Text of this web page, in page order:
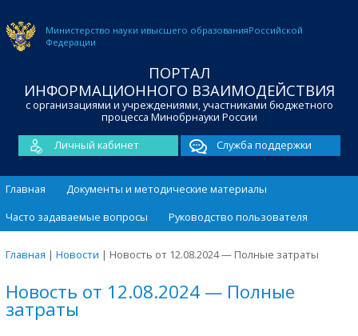
Министерство науки ивысшего образованияРоссийской
Федерации
ПОРТАЛ
ИНФОРМАЦИОННОГО ВЗАИМОДЕЙСТВИЯ
с организациями и учреждениями, участниками бюджетного
процесса Минобрнауки России
Личный кабинет
Служба поддержки
Главная
Документы и методические материалы
Часто задаваемые вопросы
Руководство пользователя
Главная | Новости | Новость от 12.08.2024 — Полные затраты
Новость от 12.08.2024 — Полные
затраты